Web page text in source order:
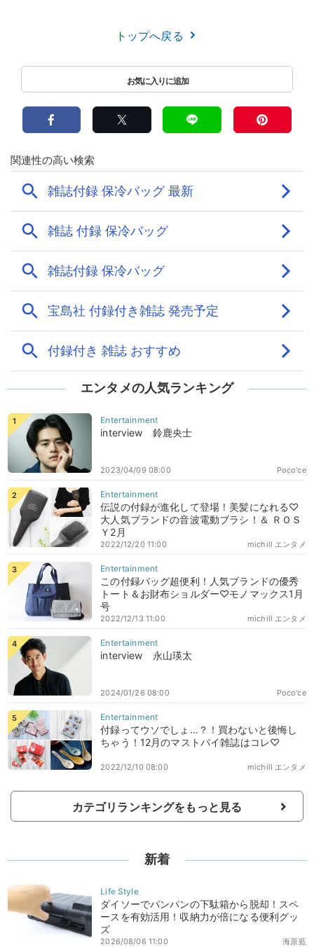
トップへ戻る
エンタメの人気ランキング
interview 鈴鹿央士
Poco'ce
2023/04/09 08:00
伝説の付録が進化して登場！美髪になれる♡
大人気ブランドの音波電動ブラシ！＆ ＲＯＳ
Ｙ2月
michill エンタメ
2022/12/20 11:00
この付録バッグ超便利！人気ブランドの優秀
トート＆お財布ショルダー♡モノマックス1月
号
michill エンタメ
2022/12/13 11:00
interview 永山瑛太
Poco'ce
2024/01/26 08:00
付録ってウソでしょ…？！買わないと後悔し
ちゃう！12月のマストバイ雑誌はコレ♡
michill エンタメ
2022/12/10 08:00
カテゴリランキングをもっと見る
新着
ダイソーでパンパンの下駄箱から脱却！スペ
ースを有効活用！収納力が倍になる便利グッ
ズ
海原藍
2026/08/06 11:00